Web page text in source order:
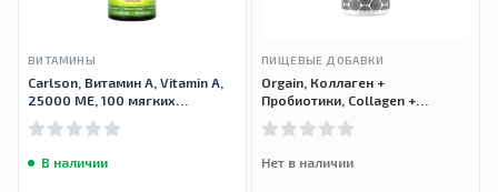
ВИТАМИНЫ
Carlson, Витамин A, Vitamin A,
25000 МЕ, 100 мягких
В наличии
ПИЩЕВЫЕ ДОБАВКИ
Orgain, Коллаген +
Пробиотики, Collagen +
Нет в наличии